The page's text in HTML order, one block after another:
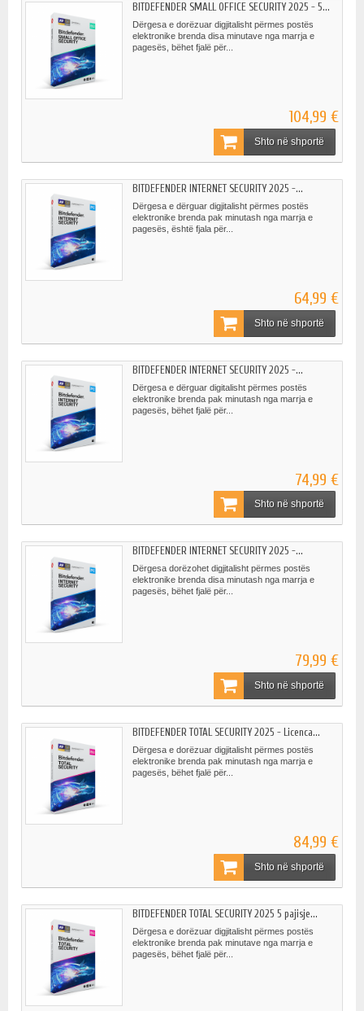
BITDEFENDER SMALL OFFICE SECURITY 2025 - 5...
Dërgesa e dorëzuar digjitalisht përmes postës
elektronike brenda disa minutave nga marrja e
pagesës, bëhet fjalë për...
104,99 €
Shto në shportë
BITDEFENDER INTERNET SECURITY 2025 -...
Dërgesa e dërguar digjitalisht përmes postës
elektronike brenda pak minutash nga marrja e
pagesës, është fjala për...
64,99 €
Shto në shportë
BITDEFENDER INTERNET SECURITY 2025 -...
Dërgesa e dërguar digitalisht përmes postës
elektronike brenda pak minutash nga marrja e
pagesës, bëhet fjalë për...
74,99 €
Shto në shportë
BITDEFENDER INTERNET SECURITY 2025 -...
Dërgesa dorëzohet digjitalisht përmes postës
elektronike brenda disa minutash nga marrja e
pagesës, bëhet fjalë për...
79,99 €
Shto në shportë
BITDEFENDER TOTAL SECURITY 2025 - Licenca...
Dërgesa e dorëzuar digjitalisht përmes postës
elektronike brenda pak minutash nga marrja e
pagesës, bëhet fjalë për...
84,99 €
Shto në shportë
BITDEFENDER TOTAL SECURITY 2025 5 pajisje...
Dërgesa e dorëzuar digjitalisht përmes postës
elektronike brenda pak minutave nga marrja e
pagesës, bëhet fjalë për...